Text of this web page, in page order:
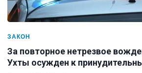
ЗАКОН
За повторное нетрезвое
Ухты осужден к